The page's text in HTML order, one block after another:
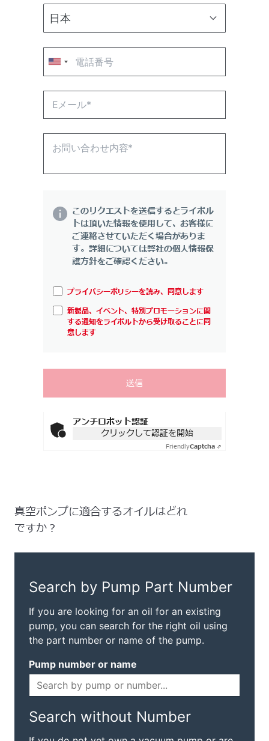
このリクエストを送信するとライボル
トは頂いた情報を使用して、お客様に
ご連絡させていただく場合がありま
す。詳細については弊社の個人情報保
護方針をご確認ください。
プライバシーポリシーを読み、同意します
新製品、イベント、特別プロモーションに関
する通知をライボルトから受け取ることに同
意します
アンチロボット認証
クリックして認証を開始
FriendlyCaptcha ⇗
真空ポンプに適合するオイルはどれ
ですか？